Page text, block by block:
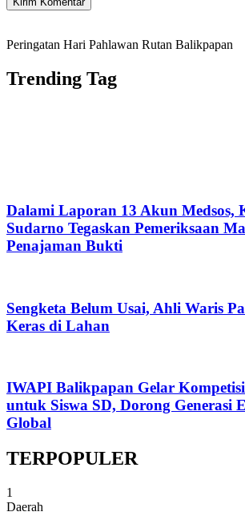
Peringatan Hari Pahlawan Rutan Balikpapan
Trending Tag
Dalami Laporan 13 Akun Medsos,
Sudarno Tegaskan Pemeriksaan
Penajaman Bukti
Sengketa Belum Usai, Ahli Waris
Keras di Lahan
IWAPI Balikpapan Gelar
untuk Siswa SD, Dorong Generasi
Global
TERPOPULER
1
Daerah